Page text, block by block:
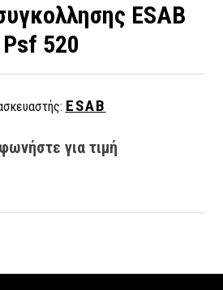
ΕSAB
Psf 520
ESAB
για τιμή